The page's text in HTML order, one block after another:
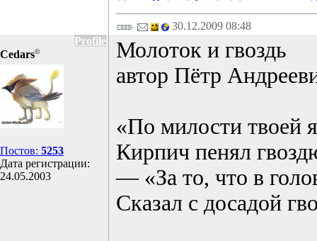
30.12.2009 08:48
Profile
Cedars©
Постов: 5253
Дата регистрации:
24.05.2003
Молоток и гвоздь
автор Пётр
«По милости твоей
Кирпич пенял
— «За то, что в
Сказал с досадой